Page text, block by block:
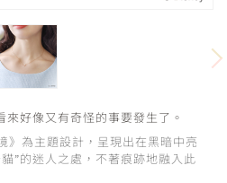
好像又有奇怪的事要發生了。
》為主題設計，呈現出在黑暗中亮
”的迷人之處，不著痕跡地融入此